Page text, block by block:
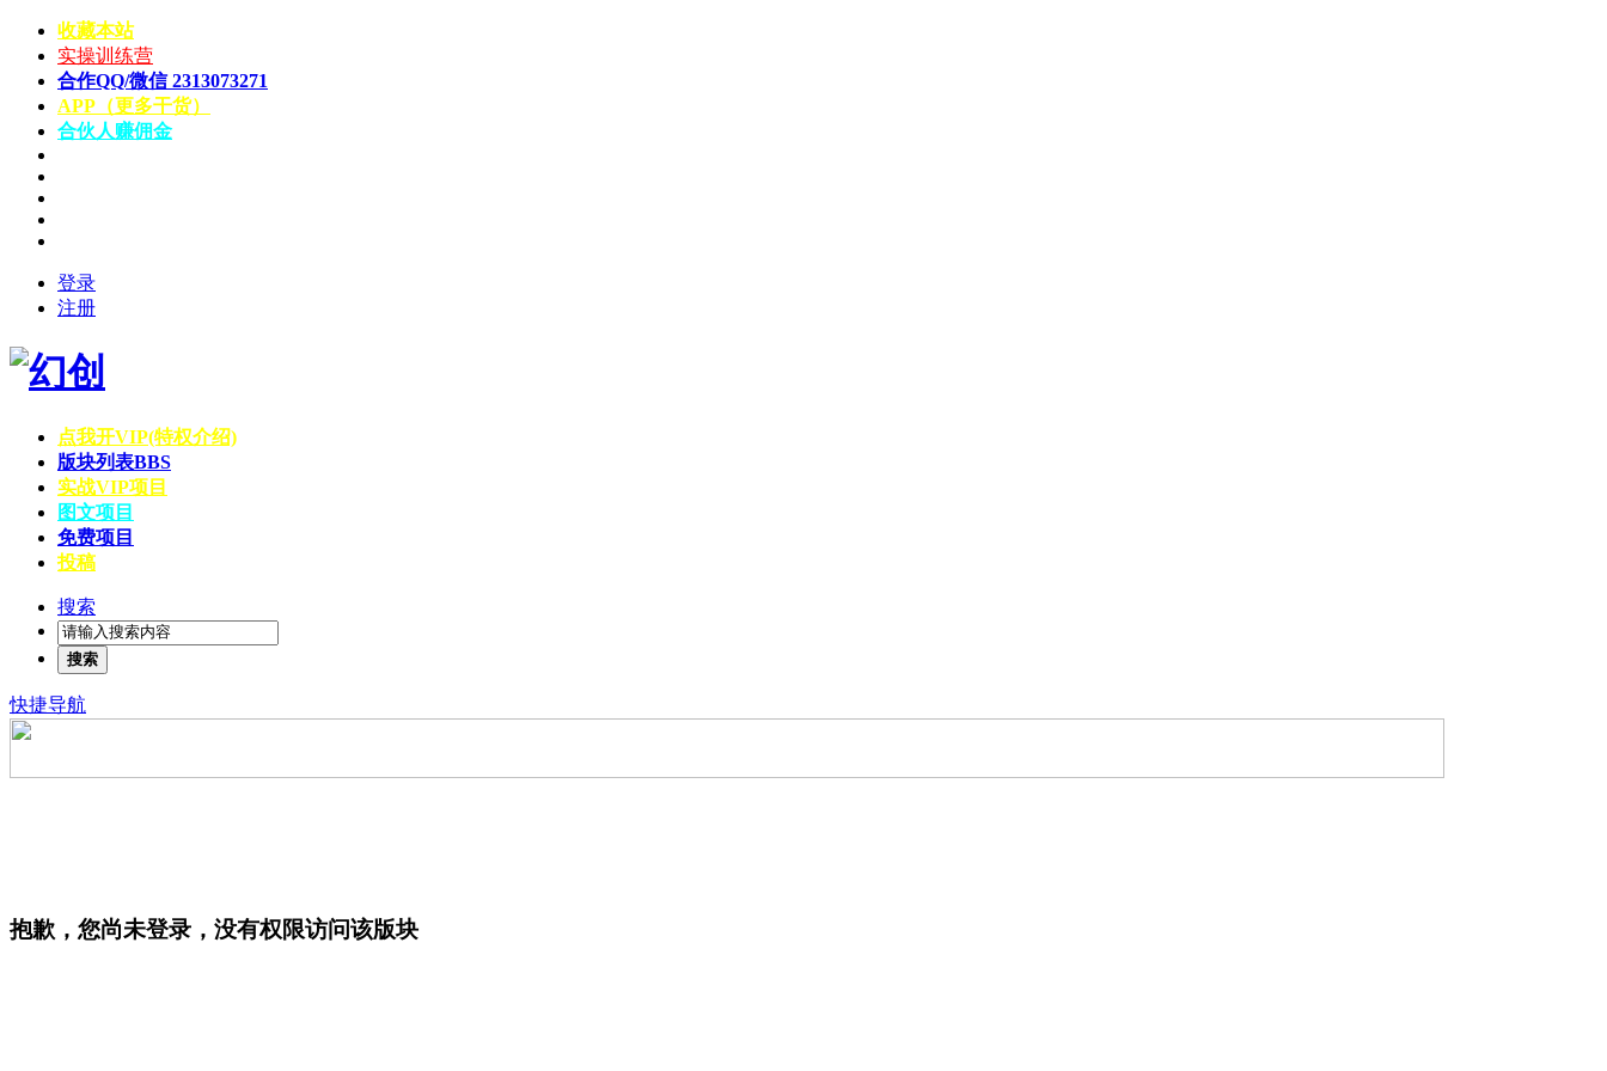
收藏本站
实操训练营
合作QQ/微信 2313073271
APP（更多干货）
合伙人赚佣金
登录
注册
点我开VIP(特权介绍)
版块列表BBS
实战VIP项目
图文项目
免费项目
投稿
搜索
搜索
快捷导航
抱歉，您尚未登录，没有权限访问该版块